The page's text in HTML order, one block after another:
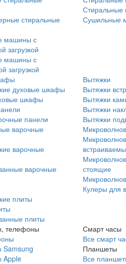
стиральные
машины с
загрузкой
машины с
загрузкой
Сушильные
духовые шкафы
шкафы
панели
варочные
варочные
варочные
плиты
плиты
Вытяжки
Вытяжки
Вытяжки
Вытяжки
Вытяжки
стоящие
Кулеры для
телефоны
Смарт часы
Все смарт
Планшеты
Все